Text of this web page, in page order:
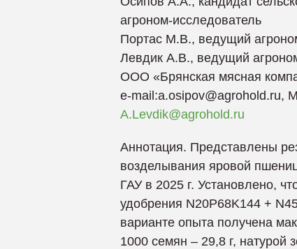
агроном-исследователь
Портас М.В., ведущий
Левдик А.В., ведущий
ООО «Брянская мясная
e-mail:a.osipov@agrohold.ru,
A.Levdik@agrohold.ru
Аннотация. Представлены
возделывания яровой
ГАУ в 2025 г. Установлено,
удобрения N20P68K144 +
варианте опыта получена
1000 семян – 29,8 г, натурой